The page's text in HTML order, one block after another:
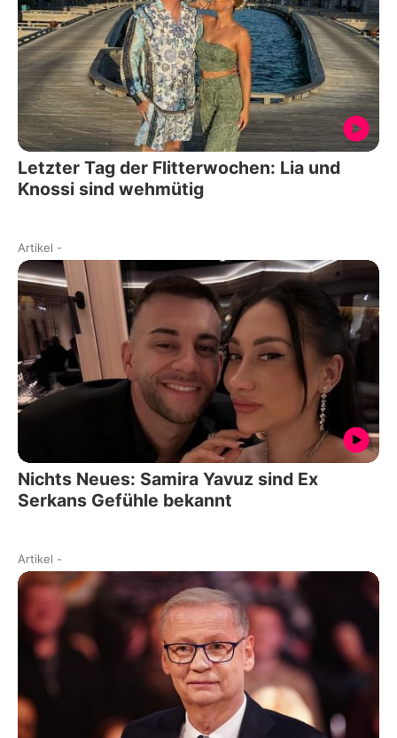
Letzter Tag der Flitterwochen: Lia und
Knossi sind wehmütig
Artikel -
Nichts Neues: Samira Yavuz sind Ex
Serkans Gefühle bekannt
Artikel -